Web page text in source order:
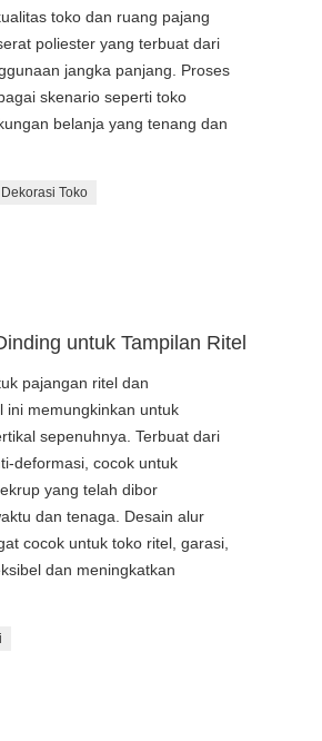
toko dan ruang pajang
poliester yang terbuat dari
jangka panjang. Proses
skenario seperti toko
belanja yang tenang dan
Toko
untuk Tampilan Ritel
pajangan ritel dan
ini memungkinkan untuk
sepenuhnya. Terbuat dari
deformasi, cocok untuk
yang telah dibor
dan tenaga. Desain alur
cocok untuk toko ritel, garasi,
dan meningkatkan